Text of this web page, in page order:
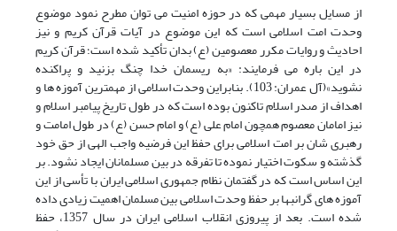
از مسایل بسیار مهمی که در حوزه امنیت می توان مطرح نمود موضوع
وحدت امت اسلامی است که این موضوع در آیات قرآن کریم و نیز
احادیث و روایات مکرر معصومین (ع) بدان تأکید شده است؛ قرآن کریم
در این باره می فرمایند: «به ریسمان خدا چنگ بزنید و پراکنده
نشوید»(آل عمران: 103). بنابراین وحدت اسلامی از مهمترین آموزه ها و
اهداف از صدر اسلام تاکنون بوده است که در طول تاریخ پیامبر اسلام و
نیز امامان معصوم همچون امام علی (ع) و امام حسن (ع) در طول امامت و
رهبری شان بر امت اسلامی برای حفظ این فرضیه واجب الهی از حق خود
گذشته و سکوت اختیار نموده تا تفرقه در بین مسلمانان ایجاد نشود. بر
این اساس است که در گفتمان نظام جمهوری اسلامی ایران با تأسی از این
آموزه های گرانبها بر حفظ وحدت اسلامی بین مسلمان اهمیت زیادی داده
شده است. بعد از پیروزی انقلاب اسلامی ایران در سال 1357، حفظ